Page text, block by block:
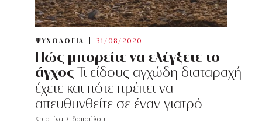
ΨΥΧΟΛΟΓΙΑ 31/08/2020
Πώς μπορείτε να ελέγξετε το
άγχος Τι είδους αγχώδη διαταραχή
έχετε και πότε πρέπει να
απευθυνθείτε σε έναν γιατρό
Χριστίνα Σιδοπούλου